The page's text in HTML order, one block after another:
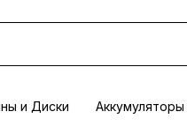
и Диски Аккумуляторы